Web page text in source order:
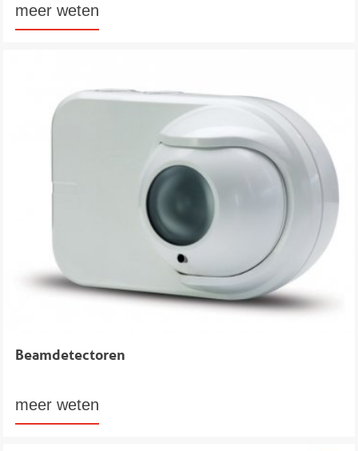
meer weten
Beamdetectoren
meer weten